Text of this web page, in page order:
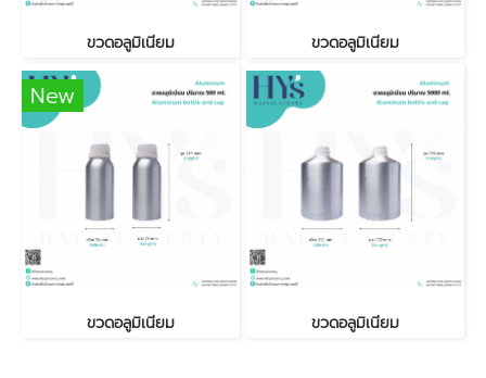
ขวดอลูมิเนียม ขวดอลูมิเนียม
New
ขวดอลูมิเนียม ขวดอลูมิเนียม